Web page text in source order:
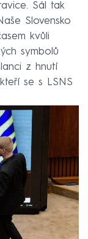
Sál tak
Slovensko
kvůli
symbolů
z hnutí
se s LSNS